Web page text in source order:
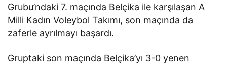
Grubu’ndaki 7. maçında Belçika ile karşılaşan A
Milli Kadın Voleybol Takımı, son maçında da
zaferle ayrılmayı başardı.
Gruptaki son maçında Belçika’yı 3-0 yenen